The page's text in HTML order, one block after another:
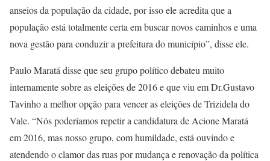
anseios da população da cidade, por isso ele acredita que a
população está totalmente certa em buscar novos caminhos e uma
nova gestão para conduzir a prefeitura do município”, disse ele.
Paulo Maratá disse que seu grupo político debateu muito
internamente sobre as eleições de 2016 e que viu em Dr.Gustavo
Tavinho a melhor opção para vencer as eleições de Trizidela do
Vale. “Nós poderíamos repetir a candidatura de Acione Maratá
em 2016, mas nosso grupo, com humildade, está ouvindo e
atendendo o clamor das ruas por mudança e renovação da política